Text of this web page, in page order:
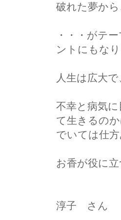
破れた夢か
・・・がテ
ントにもなり
人生は広大
不幸と病気
て生きるの
でいては仕
お香が役に立
淳子 さん